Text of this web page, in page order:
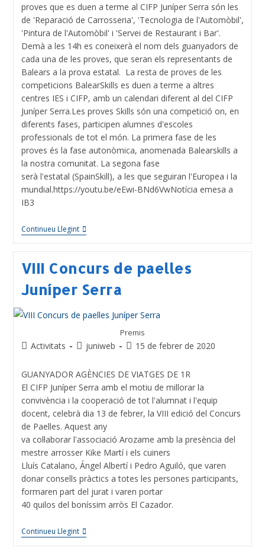
proves que es duen a terme al CIFP Juníper Serra són les
de 'Reparació de Carrosseria', 'Tecnologia de l'Automòbil',
'Pintura de l'Automòbil' i 'Servei de Restaurant i Bar'.
Demà a les 14h es coneixerà el nom dels guanyadors de
cada una de les proves, que seran els representants de
Balears a la prova estatal. La resta de proves de les
competicions BalearSkills es duen a terme a altres
centres IES i CIFP, amb un calendari diferent al del CIFP
Juníper Serra.Les proves Skills són una competició on, en
diferents fases, participen alumnes d'escoles
professionals de tot el món. La primera fase de les
proves és la fase autonòmica, anomenada Balearskills a
la nostra comunitat. La segona fase
serà l'estatal (SpainSkill), a les que seguiran l'Europea i la
mundial.https://youtu.be/eEwi-BNd6VwNotícia emesa a
IB3
Continueu Llegint
VIII Concurs de paelles
Juníper Serra
Premis
Activitats juniweb 15 de febrer de 2020
GUANYADOR AGÈNCIES DE VIATGES DE 1R
El CIFP Juníper Serra amb el motiu de millorar la
convivència i la cooperació de tot l'alumnat i l'equip
docent, celebrà dia 13 de febrer, la VIII edició del Concurs
de Paelles. Aquest any
va col·laborar l'associació Arozame amb la presència del
mestre arrosser Kike Martí i els cuiners
Lluís Catalano, Ángel Albertí i Pedro Aguiló, que varen
donar consells pràctics a totes les persones participants,
formaren part del jurat i varen portar
40 quilos del boníssim arròs El Cazador.
Continueu Llegint